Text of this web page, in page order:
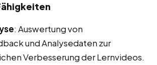
: Auswertung von
und Analysedaten zur
Verbesserung der Lernvideos.